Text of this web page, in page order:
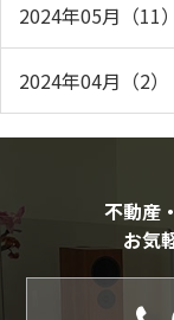
2024年05月（11）
2024年04月（2）
不動産
お気